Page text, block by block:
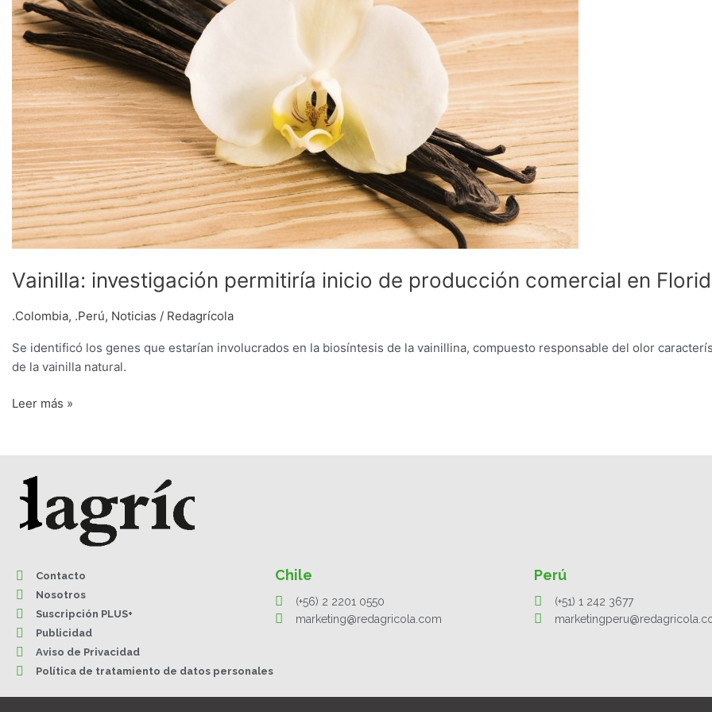
Vainilla: investigación permitiría inicio de producción comercial en
.Colombia, .Perú, Noticias / Redagrícola
Se identificó los genes que estarían involucrados en la biosíntesis de la vainillina, compuesto responsable del olor
de la vainilla natural.
de
producción
comercial
en
Florida
Leer más »
Contacto
Nosotros
Suscripción PLUS+
Publicidad
Aviso de Privacidad
Política de tratamiento de datos personales
Chile
(+56) 2 2201 0550
marketing@redagricola.com
Perú
(+51) 1 242 3677